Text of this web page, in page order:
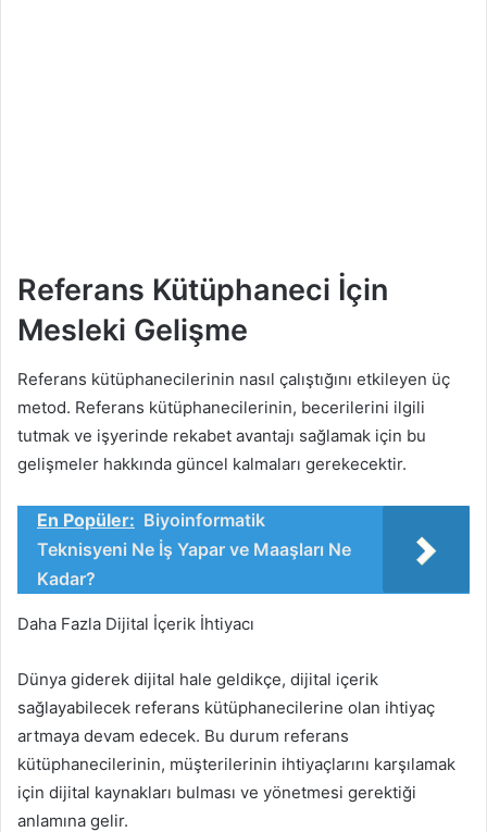
Referans Kütüphaneci İçin
Mesleki Gelişme
Referans kütüphanecilerinin nasıl çalıştığını etkileyen üç
metod. Referans kütüphanecilerinin, becerilerini ilgili
tutmak ve işyerinde rekabet avantajı sağlamak için bu
gelişmeler hakkında güncel kalmaları gerekecektir.
En Popüler: Biyoinformatik
Teknisyeni Ne İş Yapar ve Maaşları Ne
Kadar?
Daha Fazla Dijital İçerik İhtiyacı
Dünya giderek dijital hale geldikçe, dijital içerik
sağlayabilecek referans kütüphanecilerine olan ihtiyaç
artmaya devam edecek. Bu durum referans
kütüphanecilerinin, müşterilerinin ihtiyaçlarını karşılamak
için dijital kaynakları bulması ve yönetmesi gerektiği
anlamına gelir.